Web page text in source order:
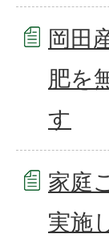
岡田
肥を
す
家庭
実施